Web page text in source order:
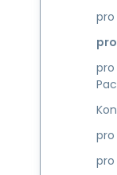
pro
pro
pro